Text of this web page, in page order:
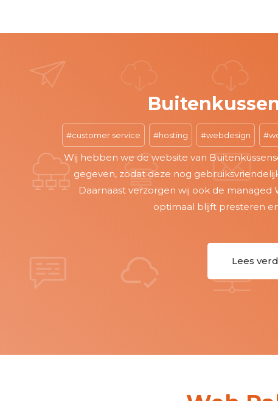
customer service hosting webdesign
Wij hebben we de website van
gegeven, zodat deze nog
Daarnaast verzorgen wij ook de managed
optimaal blijft presteren en
Lees verder